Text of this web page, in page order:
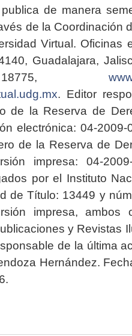
de manera
de la Coordinación
Virtual. Oficinas
Guadalajara,
. Editor
de la Reserva de
electrónica: 04-2009-
de la Reserva de
impresa: 04-2009-
por el Instituto
de Título: 13449 y
impresa, ambos
y Revistas
de la última
Hernández.